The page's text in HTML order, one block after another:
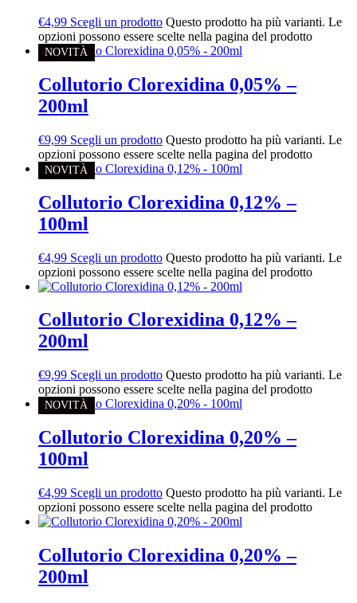
€4,99 Scegli un prodotto Questo prodotto ha più varianti. Le
opzioni possono essere scelte nella pagina del prodotto
NOVITÀ
Collutorio Clorexidina 0,05% –
200ml
€9,99 Scegli un prodotto Questo prodotto ha più varianti. Le
opzioni possono essere scelte nella pagina del prodotto
NOVITÀ
Collutorio Clorexidina 0,12% –
100ml
€4,99 Scegli un prodotto Questo prodotto ha più varianti. Le
opzioni possono essere scelte nella pagina del prodotto
Collutorio Clorexidina 0,12% –
200ml
€9,99 Scegli un prodotto Questo prodotto ha più varianti. Le
opzioni possono essere scelte nella pagina del prodotto
NOVITÀ
Collutorio Clorexidina 0,20% –
100ml
€4,99 Scegli un prodotto Questo prodotto ha più varianti. Le
opzioni possono essere scelte nella pagina del prodotto
Collutorio Clorexidina 0,20% –
200ml